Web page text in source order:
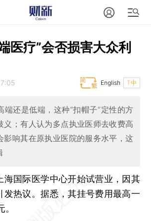
医疗”会否损害大众利
T中
English
端还是低端，这种“扣帽子”定性的方
义；有人认为多点执业医师去收费高
影响其在原执业医院的服务水平，这
上海国际医学中心开始试营业，因其
发热议。据悉，其挂号费用最高一